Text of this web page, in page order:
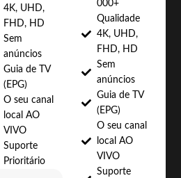
4K, UHD,
FHD, HD
Sem
anúncios
Guia de TV
(EPG)
O seu canal
local AO
VIVO
Suporte
Prioritário
000+
Qualidade
4K, UHD,
FHD, HD
Sem
anúncios
Guia de TV
(EPG)
O seu canal
local AO
VIVO
Suporte